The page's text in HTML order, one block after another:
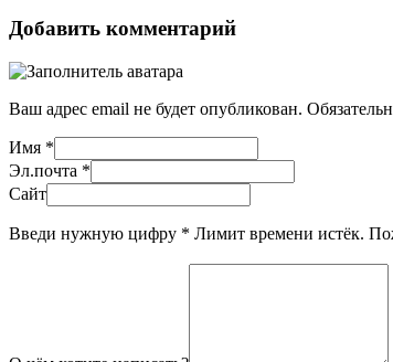
Добавить комментарий
Ваш адрес email не будет опубликован.
Имя *
Эл.почта *
Сайт
Введи нужную цифру * Лимит времени истёк.